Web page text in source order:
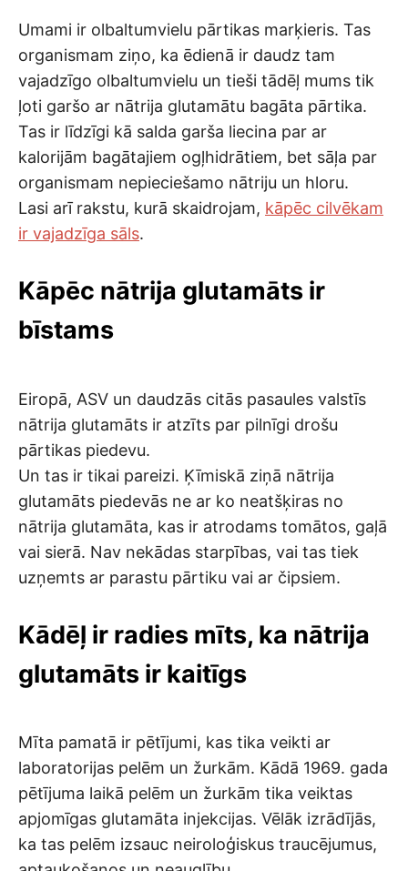
Umami ir olbaltumvielu pārtikas marķieris. Tas
organismam ziņo, ka ēdienā ir daudz tam
vajadzīgo olbaltumvielu un tieši tādēļ mums tik
ļoti garšo ar nātrija glutamātu bagāta pārtika.
Tas ir līdzīgi kā salda garša liecina par ar
kalorijām bagātajiem ogļhidrātiem, bet sāļa par
organismam nepieciešamo nātriju un hloru.
Lasi arī rakstu, kurā skaidrojam, kāpēc cilvēkam
ir vajadzīga sāls.
Kāpēc nātrija glutamāts ir
bīstams
Eiropā, ASV un daudzās citās pasaules valstīs
nātrija glutamāts ir atzīts par pilnīgi drošu
pārtikas piedevu.
Un tas ir tikai pareizi. Ķīmiskā ziņā nātrija
glutamāts piedevās ne ar ko neatšķiras no
nātrija glutamāta, kas ir atrodams tomātos, gaļā
vai sierā. Nav nekādas starpības, vai tas tiek
uzņemts ar parastu pārtiku vai ar čipsiem.
Kādēļ ir radies mīts, ka nātrija
glutamāts ir kaitīgs
Mīta pamatā ir pētījumi, kas tika veikti ar
laboratorijas pelēm un žurkām. Kādā 1969. gada
pētījuma laikā pelēm un žurkām tika veiktas
apjomīgas glutamāta injekcijas. Vēlāk izrādījās,
ka tas pelēm izsauc neiroloģiskus traucējumus,